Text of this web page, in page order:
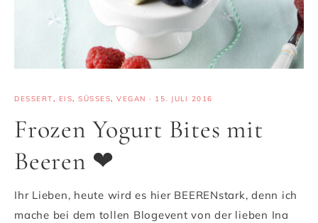
DESSERT, EIS, SÜSSES , VEGAN · 15. JULI 2016
Frozen Yogurt Bites mit
Beeren ❤
Ihr Lieben, heute wird es hier BEERENstark, denn ich
mache bei dem tollen Blogevent von der lieben Ina